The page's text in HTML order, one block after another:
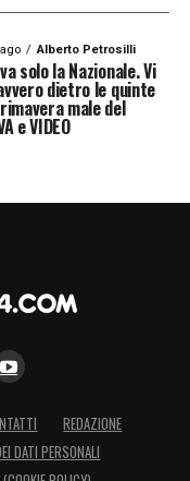
Alberto Petrosilli
solo la Nazionale. Vi
dietro le quinte
male del
e VIDEO
REDAZIONE
DATI PERSONALI